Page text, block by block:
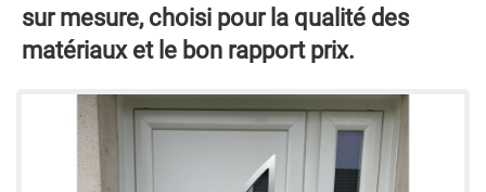
sur mesure, choisi pour la qualité des
matériaux et le bon rapport prix.